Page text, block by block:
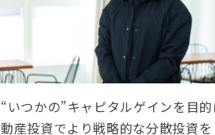
“いつかの”キャピタルゲインを目
動産投資でより戦略的な分散投資を